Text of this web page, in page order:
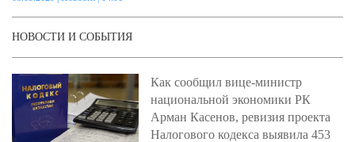
НОВОСТИ И СОБЫТИЯ
Как сообщил вице-министр
национальной экономики РК
Арман Касенов, ревизия проекта
Налогового кодекса выявила 453